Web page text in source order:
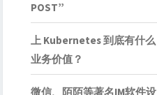
POST”
上 Kubernetes 到底有什么
业务价值？
微信、陌陌等著名IM软件设